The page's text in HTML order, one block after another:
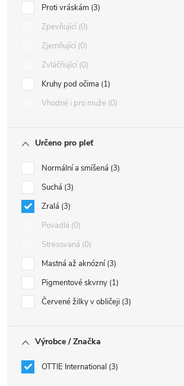
Proti vráskám 3
Zpevňující 0
Zjemňující 0
Zvláčňující 0
Kruhy pod očima 1
Vhodné i pro muže 0
Určeno pro pleť
Normální a smíšená 3
Suchá 3
Zralá 3
Povadlá 0
Stresovaná 0
Mastná až aknózní 3
Pigmentové skvrny 1
Červené žilky v obličeji 3
Výrobce / Značka
OTTIE International 3